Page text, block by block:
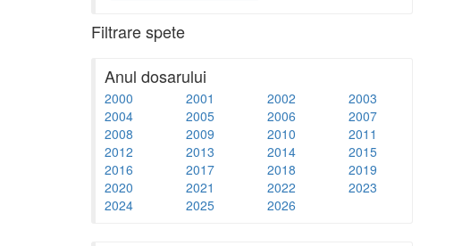
Filtrare spete
Anul dosarului
2000 2001 2002
2003
2004
2005 2006
2007
2008
2009 2010
2011
2012
2013 2014
2015
2016
2017 2018
2019
2020
2021 2022
2023
2024
2025 2026